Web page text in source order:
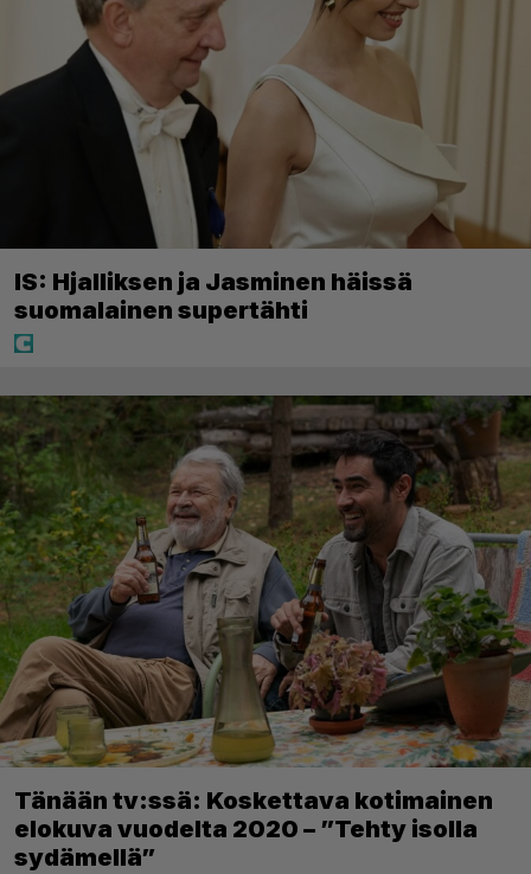
IS: Hjalliksen ja Jasminen häissä
suomalainen supertähti
Tänään tv:ssä: Koskettava kotimainen
elokuva vuodelta 2020 – ”Tehty isolla
sydämellä”